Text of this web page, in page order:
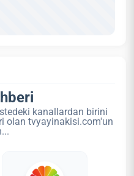
kanallardan birini
olan tvyayinakisi.com'un